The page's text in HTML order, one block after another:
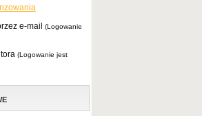
e-mail
(Logowanie
(Logowanie jest